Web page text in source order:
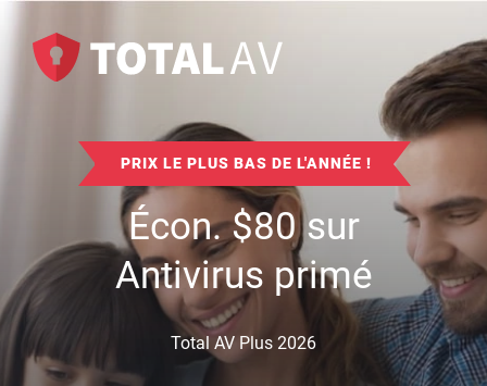
PRIX LE PLUS BAS DE L'ANNÉE !
Écon.$80sur
Antivirus primé
Total AV Plus 2026